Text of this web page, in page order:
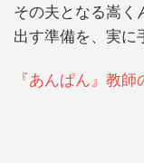
その夫となる嵩く
出す準備を、実に
『あんぱん』教